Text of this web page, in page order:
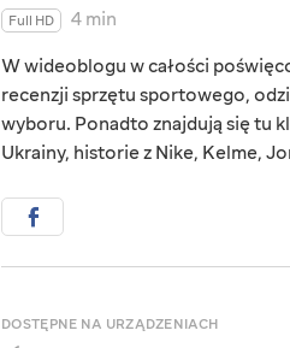
Full HD
4 min
W wideoblogu w całości
recenzji sprzętu sportowego,
wyboru. Ponadto znajdują się tu
Ukrainy, historie z Nike, Kelme,
DOSTĘPNE NA URZĄDZENIACH